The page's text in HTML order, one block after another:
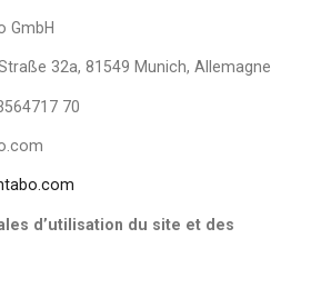
GmbH
32a, 81549 Munich, Allemagne
70
d’utilisation du site et des